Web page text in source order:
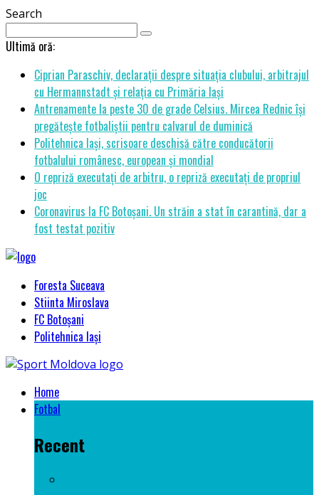
Search
Ultimă oră:
Ciprian Paraschiv, declarații despre situația clubului, arbitrajul
cu Hermannstadt și relația cu Primăria Iași
Antrenamente la peste 30 de grade Celsius. Mircea Rednic își
pregătește fotbaliștii pentru calvarul de duminică
Politehnica Iași, scrisoare deschisă către conducătorii
fotbalului românesc, european și mondial
O repriză executați de arbitru, o repriză executați de propriul
joc
Coronavirus la FC Botoșani. Un străin a stat în carantină, dar a
fost testat pozitiv
Foresta Suceava
Stiinta Miroslava
FC Botoșani
Politehnica Iași
Home
Fotbal
Recent